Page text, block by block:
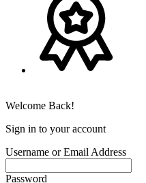
Welcome Back!
Sign in to your account
Username or Email Address
Password